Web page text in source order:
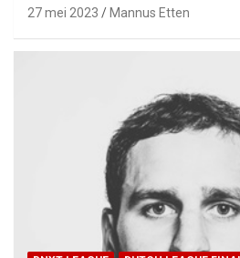
27 mei 2023 Mannus Etten